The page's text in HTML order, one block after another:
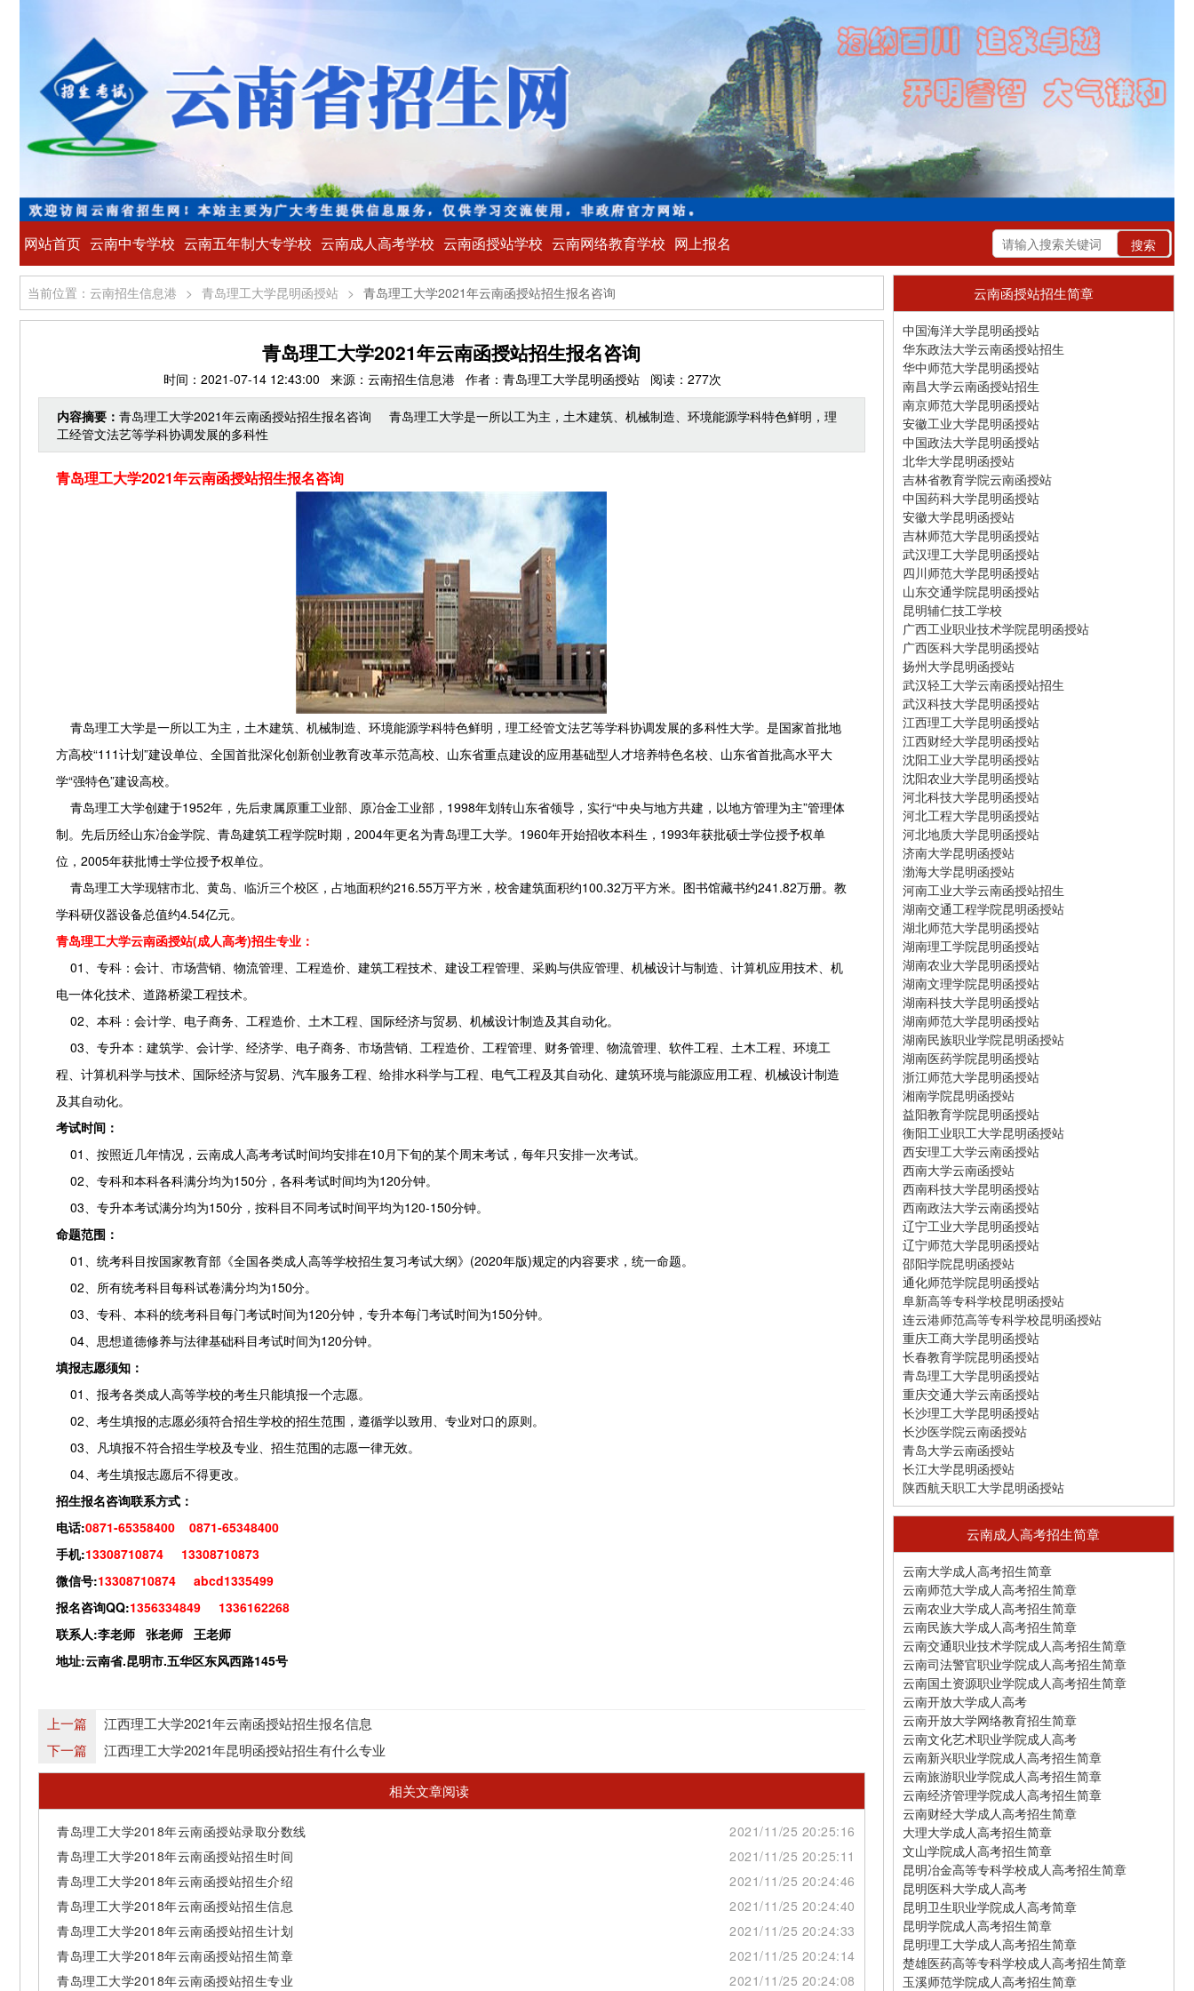
网站首页 云南中专学校 云南五年制大专学校 云南成人高考学校 云南函授站学校 云南网络教育学校 网上报名
当前位置：云南招生信息港 > 青岛理工大学昆明函授站 > 青岛理工大学2021年云南函授站招生报名咨询
青岛理工大学2021年云南函授站招生报名咨询
时间：2021-07-14 12:43:00 来源：云南招生信息港 作者：青岛理工大学昆明函授站 阅读：277次
内容摘要： 青岛理工大学2021年云南函授站招生报名咨询 青岛理工大学是一所以工为主，土木建筑、机械制造、环境能源学科特色鲜明，理
工经管文法艺等学科协调发展的多科性
青岛理工大学2021年云南函授站招生报名咨询
青岛理工大学是一所以工为主，土木建筑、机械制造、环境能源学科特色鲜明，理工经管文法艺等学科协调发展的多科性大学。是国家首批地
方高校“111计划”建设单位、全国首批深化创新创业教育改革示范高校、山东省重点建设的应用基础型人才培养特色名校、山东省首批高水平大
学“强特色”建设高校。
青岛理工大学创建于1952年，先后隶属原重工业部、原冶金工业部，1998年划转山东省领导，实行“中央与地方共建，以地方管理为主”管理体
制。先后历经山东冶金学院、青岛建筑工程学院时期，2004年更名为青岛理工大学。1960年开始招收本科生，1993年获批硕士学位授予权单
位，2005年获批博士学位授予权单位。
青岛理工大学现辖市北、黄岛、临沂三个校区，占地面积约216.55万平方米，校舍建筑面积约100.32万平方米。图书馆藏书约241.82万册。教
学科研仪器设备总值约4.54亿元。
青岛理工大学云南函授站(成人高考)招生专业：
01、专科：会计、市场营销、物流管理、工程造价、建筑工程技术、建设工程管理、采购与供应管理、机械设计与制造、计算机应用技术、机
电一体化技术、道路桥梁工程技术。
02、本科：会计学、电子商务、工程造价、土木工程、国际经济与贸易、机械设计制造及其自动化。
03、专升本：建筑学、会计学、经济学、电子商务、市场营销、工程造价、工程管理、财务管理、物流管理、软件工程、土木工程、环境工
程、计算机科学与技术、国际经济与贸易、汽车服务工程、给排水科学与工程、电气工程及其自动化、建筑环境与能源应用工程、机械设计制造
及其自动化。
考试时间：
01、按照近几年情况，云南成人高考考试时间均安排在10月下旬的某个周末考试，每年只安排一次考试。
02、专科和本科各科满分均为150分，各科考试时间均为120分钟。
03、专升本考试满分均为150分，按科目不同考试时间平均为120-150分钟。
命题范围：
01、统考科目按国家教育部《全国各类成人高等学校招生复习考试大纲》(2020年版)规定的内容要求，统一命题。
02、所有统考科目每科试卷满分均为150分。
03、专科、本科的统考科目每门考试时间为120分钟，专升本每门考试时间为150分钟。
04、思想道德修养与法律基础科目考试时间为120分钟。
填报志愿须知：
01、报考各类成人高等学校的考生只能填报一个志愿。
02、考生填报的志愿必须符合招生学校的招生范围，遵循学以致用、专业对口的原则。
03、凡填报不符合招生学校及专业、招生范围的志愿一律无效。
04、考生填报志愿后不得更改。
招生报名咨询联系方式：
电话:0871-65358400 0871-65348400
手机:13308710874 13308710873
微信号:13308710874 abcd1335499
报名咨询QQ:1356334849 1336162268
联系人:李老师 张老师 王老师
地址:云南省.昆明市.五华区东风西路145号
上一篇
江西理工大学2021年云南函授站招生报名信息
下一篇
江西理工大学2021年昆明函授站招生有什么专业
相关文章阅读
青岛理工大学2018年云南函授站录取分数线
2021/11/25 20:25:16
青岛理工大学2018年云南函授站招生时间
2021/11/25 20:25:11
青岛理工大学2018年云南函授站招生介绍
2021/11/25 20:24:46
青岛理工大学2018年云南函授站招生信息
2021/11/25 20:24:40
青岛理工大学2018年云南函授站招生计划
2021/11/25 20:24:33
青岛理工大学2018年云南函授站招生简章
2021/11/25 20:24:14
青岛理工大学2018年云南函授站招生专业
2021/11/25 20:24:08
云南函授站招生简章
中国海洋大学昆明函授站
华东政法大学云南函授站招生
华中师范大学昆明函授站
南昌大学云南函授站招生
南京师范大学昆明函授站
安徽工业大学昆明函授站
中国政法大学昆明函授站
北华大学昆明函授站
吉林省教育学院云南函授站
中国药科大学昆明函授站
安徽大学昆明函授站
吉林师范大学昆明函授站
武汉理工大学昆明函授站
四川师范大学昆明函授站
山东交通学院昆明函授站
昆明辅仁技工学校
广西工业职业技术学院昆明函授站
广西医科大学昆明函授站
扬州大学昆明函授站
武汉轻工大学云南函授站招生
武汉科技大学昆明函授站
江西理工大学昆明函授站
江西财经大学昆明函授站
沈阳工业大学昆明函授站
沈阳农业大学昆明函授站
河北科技大学昆明函授站
河北工程大学昆明函授站
河北地质大学昆明函授站
济南大学昆明函授站
渤海大学昆明函授站
河南工业大学云南函授站招生
湖南交通工程学院昆明函授站
湖北师范大学昆明函授站
湖南理工学院昆明函授站
湖南农业大学昆明函授站
湖南文理学院昆明函授站
湖南科技大学昆明函授站
湖南师范大学昆明函授站
湖南民族职业学院昆明函授站
湖南医药学院昆明函授站
浙江师范大学昆明函授站
湘南学院昆明函授站
益阳教育学院昆明函授站
衡阳工业职工大学昆明函授站
西安理工大学云南函授站
西南大学云南函授站
西南科技大学昆明函授站
西南政法大学云南函授站
辽宁工业大学昆明函授站
辽宁师范大学昆明函授站
邵阳学院昆明函授站
通化师范学院昆明函授站
阜新高等专科学校昆明函授站
连云港师范高等专科学校昆明函授站
重庆工商大学昆明函授站
长春教育学院昆明函授站
青岛理工大学昆明函授站
重庆交通大学云南函授站
长沙理工大学昆明函授站
长沙医学院云南函授站
青岛大学云南函授站
长江大学昆明函授站
陕西航天职工大学昆明函授站
云南成人高考招生简章
云南大学成人高考招生简章
云南师范大学成人高考招生简章
云南农业大学成人高考招生简章
云南民族大学成人高考招生简章
云南交通职业技术学院成人高考招生简章
云南司法警官职业学院成人高考招生简章
云南国土资源职业学院成人高考招生简章
云南开放大学成人高考
云南开放大学网络教育招生简章
云南文化艺术职业学院成人高考
云南新兴职业学院成人高考招生简章
云南旅游职业学院成人高考招生简章
云南经济管理学院成人高考招生简章
云南财经大学成人高考招生简章
大理大学成人高考招生简章
文山学院成人高考招生简章
昆明冶金高等专科学校成人高考招生简章
昆明医科大学成人高考
昆明卫生职业学院成人高考简章
昆明学院成人高考招生简章
昆明理工大学成人高考招生简章
楚雄医药高等专科学校成人高考招生简章
玉溪师范学院成人高考招生简章